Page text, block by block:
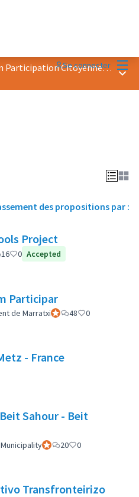
Se connecter
Prix &quot;Bonne Pratique en Participation Citoyenne&quot; 2018
des propositions par :
Project
officiel
16 0 Accepted
Participar
de MarratxiParticipant officiel
48 0
- France
Sahour - Beit
Participant officiel
20 0
Transfronteirizo